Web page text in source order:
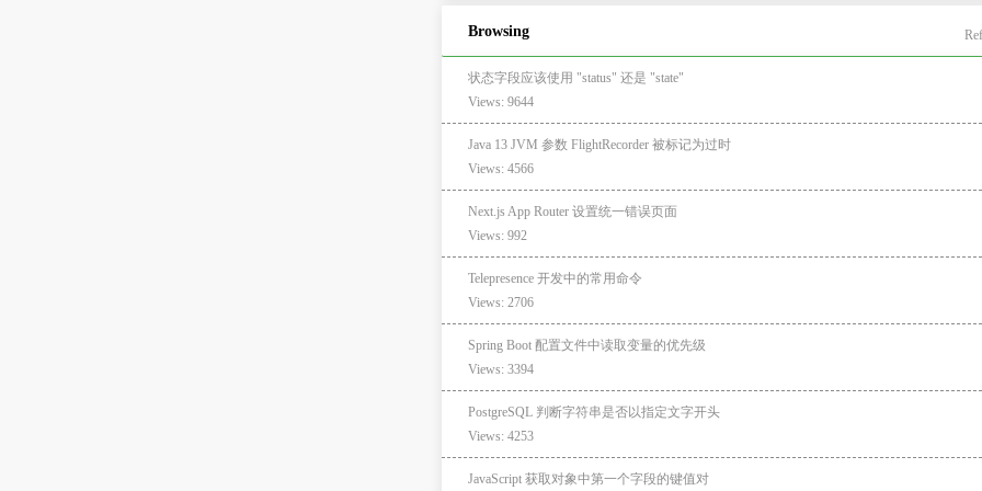
Browsing
状态字段应该使用 "status" 还是 "state"
Views: 9644
Java 13 JVM 参数 FlightRecorder 被标记为过时
Views: 4566
Next.js App Router 设置统一错误页面
Views: 992
Telepresence 开发中的常用命令
Views: 2706
Spring Boot 配置文件中读取变量的优先级
Views: 3394
PostgreSQL 判断字符串是否以指定文字开头
Views: 4253
JavaScript 获取对象中第一个字段的键值对